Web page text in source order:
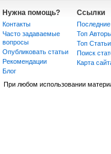
Нужна помощь?
Контакты
Часто задаваемые
вопросы
Опубликовать статьи
Рекомендации
Блог
Ссылки
Последние
Топ
Топ Статьи
Поиск
Карта
При любом использовании